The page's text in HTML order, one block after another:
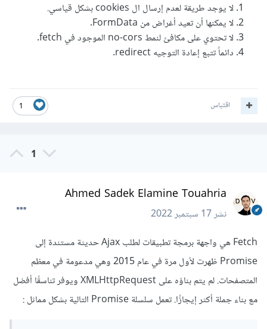
لا يوجد طريقة لعدم إرسال ال cookies بشكل قياسي.
لا يمكنها أن تعيد أغراض من FormData.
لا تحتوي على مكافئ لنمط no-cors الموجود في fetch.
دائماً تتبع إعادة التوجيه redirect.
1 اقتباس
1
Ahmed Sadek Elamine Touahria
نشر17 سبتمبر 2022
Fetch هي واجهة برمجة تطبيقات لطلب Ajax حديثة مستندة إلى
Promise ظهرت لأول مرة في عام 2015 وهي مدعومة في معظم
المتصفحات. لم يتم بناؤه على XMLHttpRequest ويوفر تناسقًا أفضل
مع بناء جملة أكثر إيجازًا. تعمل سلسلة Promise التالية بشكل مماثل :